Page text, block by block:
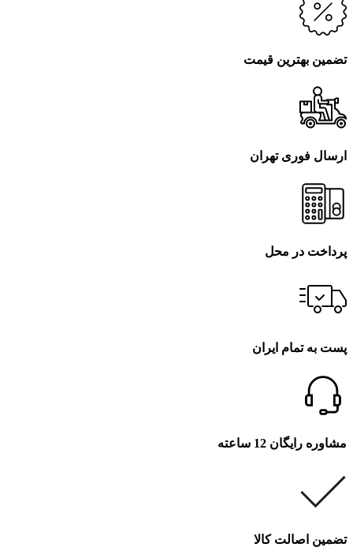
تضمین بهترین قیمت
ارسال فوری تهران
پرداخت در محل
پست به تمام ایران
مشاوره رایگان 12 ساعته
تضمین اصالت کالا